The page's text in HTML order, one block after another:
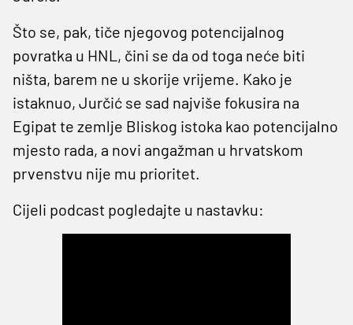
Što se, pak, tiče njegovog potencijalnog
povratka u HNL, čini se da od toga neće biti
ništa, barem ne u skorije vrijeme. Kako je
istaknuo, Jurčić se sad najviše fokusira na
Egipat te zemlje Bliskog istoka kao potencijalno
mjesto rada, a novi angažman u hrvatskom
prvenstvu nije mu prioritet.
Cijeli podcast pogledajte u nastavku: